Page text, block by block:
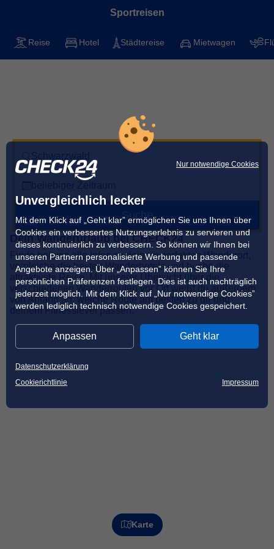
Sportreisen
Nur notwendige Cookies
Unvergleichlich lecker
Mit dem Klick auf „Geht klar” ermöglichen Sie uns Ihnen über
Cookies ein verbessertes Nutzungserlebnis zu servieren und
dieses kontinuierlich zu verbessern. So können wir Ihnen bei
unseren Partnern personalisierte Werbung und passende
Angebote anzeigen. Über „Anpassen” können Sie Ihre
persönlichen Präferenzen festlegen. Dies ist auch nachträglich
jederzeit möglich. Mit dem Klick auf „Nur notwendige Cookies”
werden lediglich technisch notwendige Cookies gespeichert.
Anpassen Geht klar
Datenschutzerklärung
Cookierichtlinie
Impressum
Reise Hotel Städtereise Mietwagen
Mit CHECK24 die besten Spots für deinen
nächsten Urlaub finden
Suche
Dein Wanderurlaub bei CHECK24
Finde bei uns alle Infos zu deinem perfekten Wanderort,
vergleiche die besten Wanderhotels und buche die
attraktivste Reise. Mit unserer Übersicht über die
verschiedenen Wanderrouten vor Ort weißt du außerdem
von Anfang an, welche Route am besten zu dir und
deinem Fitnesslevel passen.
Karte